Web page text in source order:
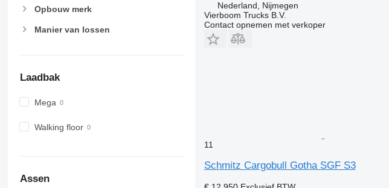
Opbouw merk
Manier van lossen
Laadbak
Mega
Walking floor
Assen
Nederland, Nijmegen
Vierboom Trucks B.V.
Contact opnemen met verkoper
11
Schmitz Cargobull Gotha SGF S3